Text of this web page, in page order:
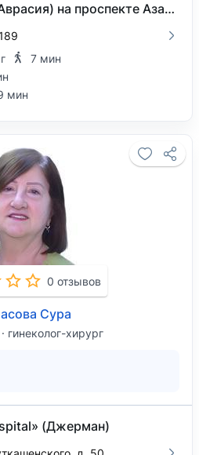
Клиника «Avrasiya» (Аврасия) на проспекте Азадлыг
7 мин
мин
0 отзывов
Сура
гинеколог-хирург
(Джерман)